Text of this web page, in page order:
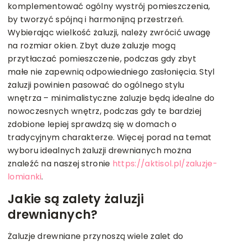
komplementować ogólny wystrój pomieszczenia,
by tworzyć spójną i harmonijną przestrzeń.
Wybierając wielkość żaluzji, należy zwrócić uwagę
na rozmiar okien. Zbyt duże żaluzje mogą
przytłaczać pomieszczenie, podczas gdy zbyt
małe nie zapewnią odpowiedniego zasłonięcia. Styl
żaluzji powinien pasować do ogólnego stylu
wnętrza – minimalistyczne żaluzje będą idealne do
nowoczesnych wnętrz, podczas gdy te bardziej
zdobione lepiej sprawdzą się w domach o
tradycyjnym charakterze. Więcej porad na temat
wyboru idealnych żaluzji drewnianych można
znaleźć na naszej stronie https://aktisol.pl/zaluzje-
lomianki.
Jakie są zalety żaluzji
drewnianych?
Żaluzje drewniane przynoszą wiele zalet do